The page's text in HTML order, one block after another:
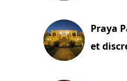
Praya
et